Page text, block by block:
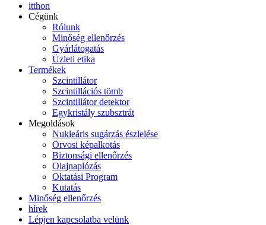
itthon
Cégünk
Rólunk
Minőség ellenőrzés
Gyárlátogatás
Üzleti etika
Termékek
Szcintillátor
Szcintillációs tömb
Szcintillátor detektor
Egykristály szubsztrát
Megoldások
Nukleáris sugárzás észlelése
Orvosi képalkotás
Biztonsági ellenőrzés
Olajnaplózás
Oktatási Program
Kutatás
Minőség ellenőrzés
hírek
Lépjen kapcsolatba velünk